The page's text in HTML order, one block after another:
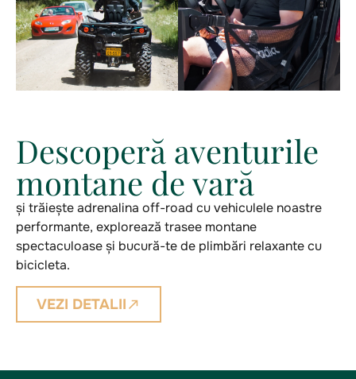
Descoperă aventurile
montane de vară
și trăiește adrenalina off-road cu vehiculele noastre
performante, explorează trasee montane
spectaculoase și bucură-te de plimbări relaxante cu
bicicleta.
VEZI DETALII